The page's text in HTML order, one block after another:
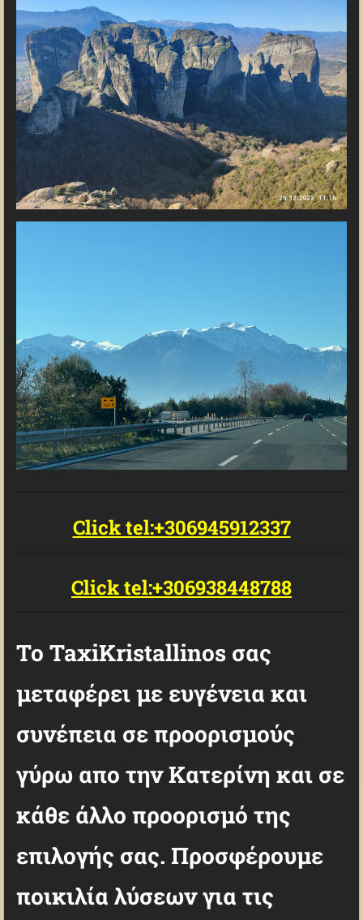
Click tel:+306945912337
Click tel:+306938448788
Το TaxiKristallinos σας
μεταφέρει με ευγένεια και
συνέπεια σε προορισμούς
γύρω απο την Κατερίνη και σε
κάθε άλλο προορισμό της
επιλογής σας. Προσφέρουμε
ποικιλία λύσεων για τις